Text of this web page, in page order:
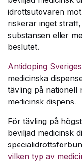
idrottsutövaren
riskerar inget
substansen eller
beslutet.
Antidoping
medicinska
tävling på nationell
medicinsk dispens.
För tävling på
beviljad medicinsk
vilken typ av